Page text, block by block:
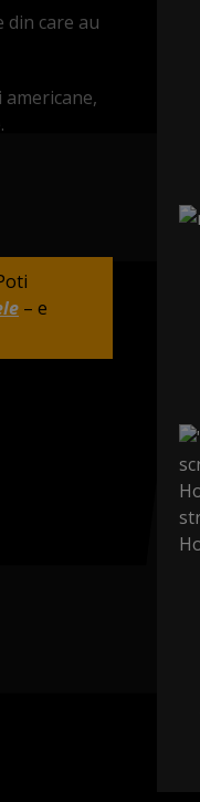
din care au
– e